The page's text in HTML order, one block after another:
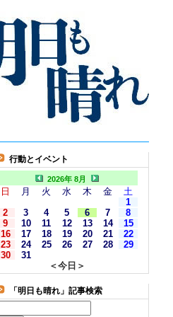
行動とイベント
2026年 8月
日 月 火 水 木 金
土
1
2
3 4 5 6 7
8
9
10 11 12 13 14
15
16
17 18 19 20 21
22
23
24 25 26 27 28
29
30
31
＜今日＞
「明日も晴れ」記事検索